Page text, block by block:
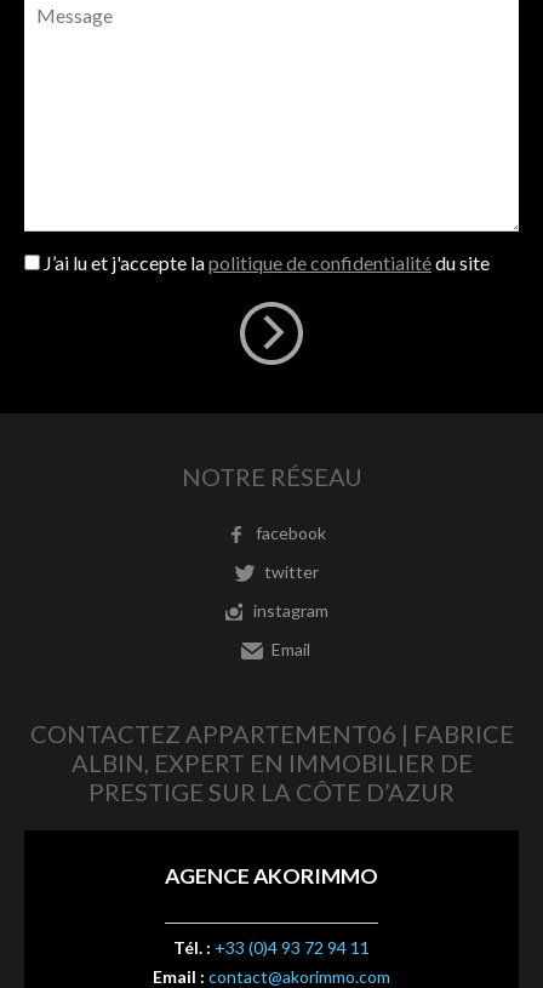
J’ai lu et j'accepte lapolitique de confidentialitédu site
NOTRE RÉSEAU
facebook
twitter
instagram
Email
CONTACTEZ APPARTEMENT06 | FABRICE
ALBIN, EXPERT EN IMMOBILIER DE
PRESTIGE SUR LA CÔTE D’AZUR
AGENCE AKORIMMO
Tél. : +33 (0)4 93 72 94 11
Email : contact@akorimmo.com